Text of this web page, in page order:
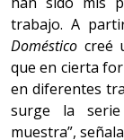
trabajo. A
Doméstico creé
que en cierta
en diferentes
surge la serie
muestra”,